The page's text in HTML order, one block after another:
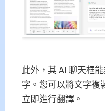
此外，其 AI 聊天框
字。您可以將文字複
立即進行翻譯。